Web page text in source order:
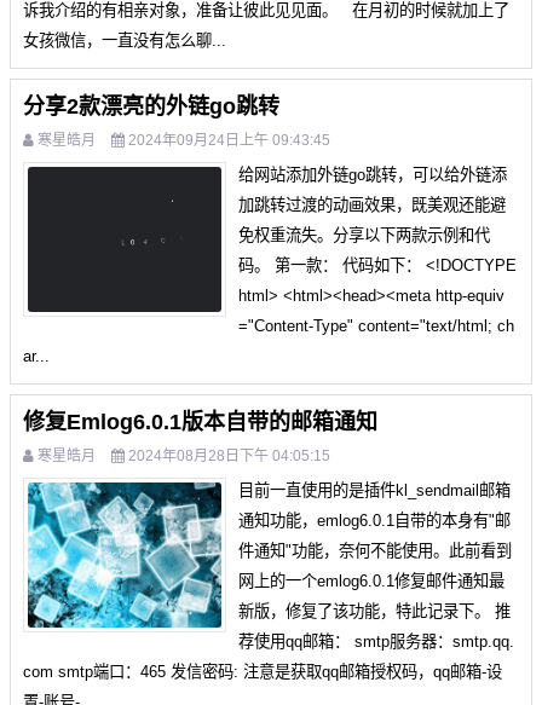
诉我介绍的有相亲对象，准备让彼此见见面。 在月初的时候就加上了
女孩微信，一直没有怎么聊...
分享2款漂亮的外链go跳转
寒星皓月 2024年09月24日上午 09:43:45
给​​网站添加外链​​go跳转，可以给外链添
加跳转过渡的动画效果，既美观还能避
免权重流失。分享以下两款示例和代
码。 第一款： 代码如下： <!DOCTYPE
html> <html><head><meta http-equiv
="Content-Type" content="text/html; ch
ar...
修复Emlog6.0.1版本自带的邮箱通知
寒星皓月 2024年08月28日下午 04:05:15
目前一直使用的是插件kl_sendmail邮箱
通知功能，emlog6.0.1自带的本身有"邮
件通知"功能，奈何不能使用。此前看到
网上的一个emlog6.0.1修复邮件通知最
新版，修复了该功能，特此记录下。 推
荐使用qq邮箱： smtp服务器：smtp.qq.
com smtp端口：465 发信密码: 注意是获取qq邮箱授权码，qq邮箱-设